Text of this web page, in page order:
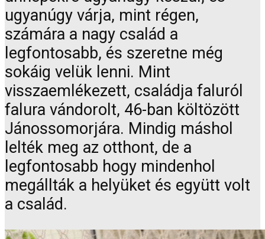
ugyanúgy várja, mint régen,
számára a nagy család a
legfontosabb, és szeretne még
sokáig velük lenni. Mint
visszaemlékezett, családja faluról
falura vándorolt, 46-ban költözött
Jánossomorjára. Mindig máshol
lelték meg az otthont, de a
legfontosabb hogy mindenhol
megállták a helyüket és együtt volt
a család.